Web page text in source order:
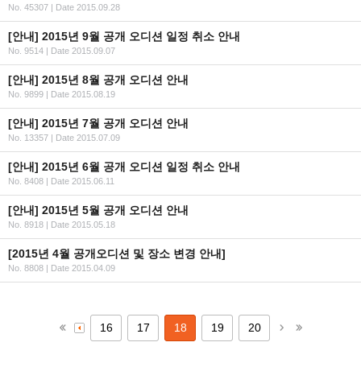
No. 45307 | Date 2015.09.28
[안내] 2015년 9월 공개 오디션 일정 취소 안내
No. 9514 | Date 2015.09.07
[안내] 2015년 8월 공개 오디션 안내
No. 9899 | Date 2015.08.19
[안내] 2015년 7월 공개 오디션 안내
No. 13357 | Date 2015.07.09
[안내] 2015년 6월 공개 오디션 일정 취소 안내
No. 8408 | Date 2015.06.11
[안내] 2015년 5월 공개 오디션 안내
No. 8918 | Date 2015.05.18
[2015년 4월 공개오디션 및 장소 변경 안내]
No. 8808 | Date 2015.04.09
16 17 18 19 20